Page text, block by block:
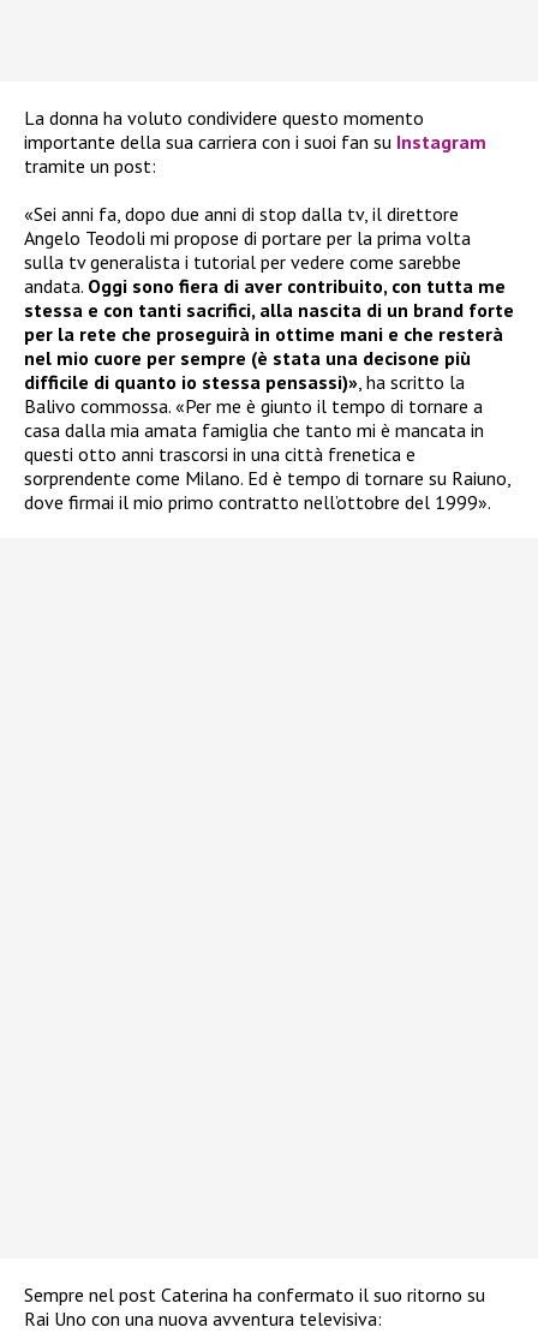
La donna ha voluto condividere questo momento
importante della sua carriera con i suoi fan su Instagram
tramite un post:
«Sei anni fa, dopo due anni di stop dalla tv, il direttore
Angelo Teodoli mi propose di portare per la prima volta
sulla tv generalista i tutorial per vedere come sarebbe
andata. Oggi sono fiera di aver contribuito, con tutta me
stessa e con tanti sacrifici, alla nascita di un brand forte
per la rete che proseguirà in ottime mani e che resterà
nel mio cuore per sempre (è stata una decisone più
difficile di quanto io stessa pensassi)», ha scritto la
Balivo commossa. «Per me è giunto il tempo di tornare a
casa dalla mia amata famiglia che tanto mi è mancata in
questi otto anni trascorsi in una città frenetica e
sorprendente come Milano. Ed è tempo di tornare su Raiuno,
dove firmai il mio primo contratto nell’ottobre del 1999».
Sempre nel post Caterina ha confermato il suo ritorno su
Rai Uno con una nuova avventura televisiva: